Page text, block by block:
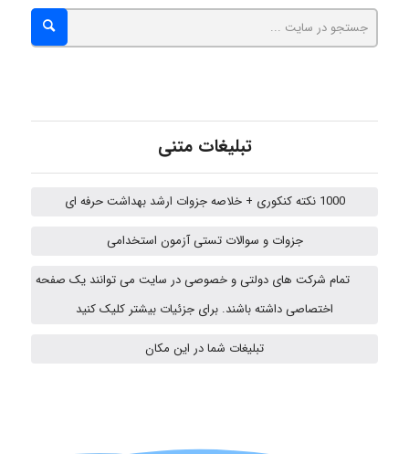
ZAK
تبلیغات متنی
1000 نکته کنکوری + خلاصه جزوات ارشد بهداشت حرفه ای
جزوات و سوالات تستی آزمون استخدامی
تمام شرکت های دولتی و خصوصی در سایت می توانند یک صفحه
اختصاصی داشته باشند. برای جزئیات بیشتر کلیک کنید
تبلیغات شما در این مکان